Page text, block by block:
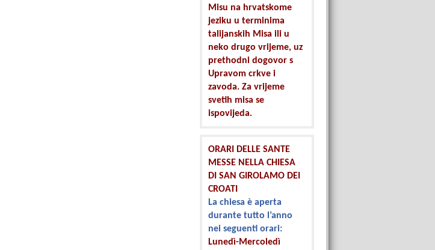
Misu na hrvatskome
jeziku u terminima
talijanskih Misa ili u
neko drugo vrijeme, uz
prethodni dogovor s
Upravom crkve i
zavoda. Za vrijeme
svetih misa se
ispovijeda.
ORARI DELLE SANTE
MESSE NELLA CHIESA
DI SAN GIROLAMO DEI
CROATI
La chiesa è aperta
durante tutto l’anno
nei seguenti orari:
Lunedì-Mercoledì